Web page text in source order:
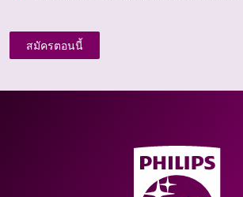
สมัครตอนนี้